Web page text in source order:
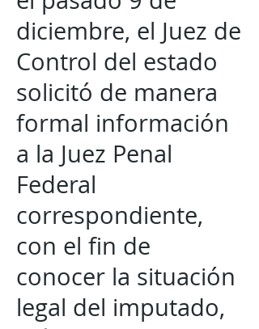
diciembre, el Juez de
Control del estado
solicitó de manera
formal información
a la Juez Penal
Federal
correspondiente,
con el fin de
conocer la situación
legal del imputado,